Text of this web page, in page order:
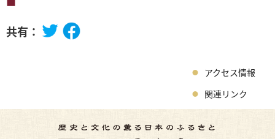
共有：
アクセス情報
関連リンク